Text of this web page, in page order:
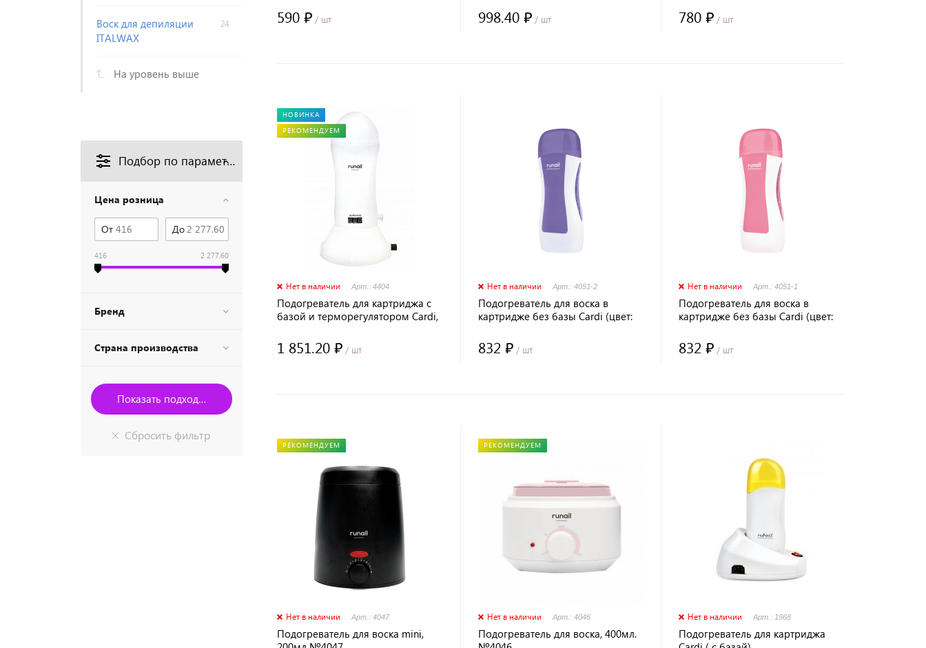
Воск для депиляции
ITALWAX
24
На уровень выше
Подбор по параметрам
Цена розница
От До
416 2 277.60
Бренд
Страна производства
590 ₽ / шт 998.40 ₽/ шт 780 ₽ / шт
НОВИНКА
РЕКОМЕНДУЕМ
Нет в наличии Арт.: 4404
Подогреватель для картриджа с
базой и терморегулятором Cardi,
1 851.20 ₽ / шт
Нет в наличии Арт.: 4051-2
Подогреватель для воска в
картридже без базы Cardi (цвет:
832 ₽/ шт
Нет в наличии Арт.: 4051-1
Подогреватель для воска в
картридже без базы Cardi (цвет:
832 ₽ / шт
РЕКОМЕНДУЕМ
Нет в наличии Арт.: 4047
Подогреватель для воска mini,
РЕКОМЕНДУЕМ
Нет в наличии Арт.: 4046
Подогреватель для воска, 400мл.
Нет в наличии Арт.: 1968
Подогреватель для картриджа